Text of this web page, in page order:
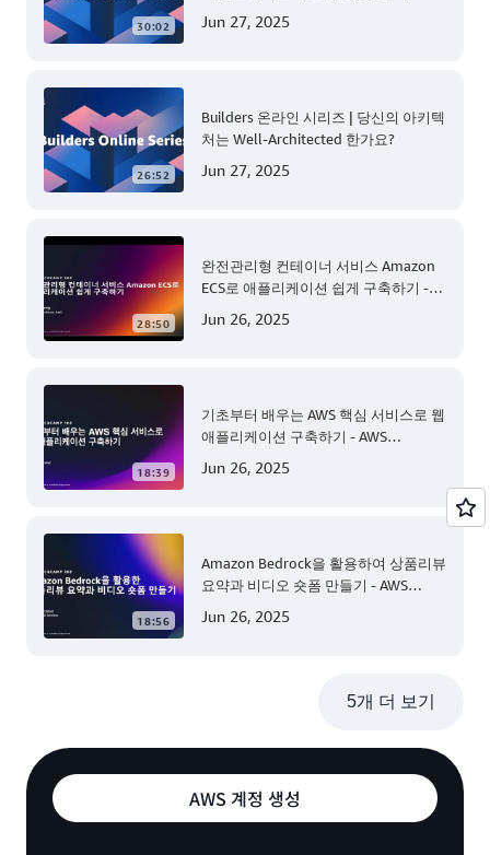
30:02 Jun 27, 2025
26:52
Builders 온라인 시리즈 | 당신의 아키텍
처는 Well-Architected 한가요?
Jun 27, 2025
28:50
완전관리형 컨테이너 서비스 Amazon
ECS로 애플리케이션 쉽게 구축하기 -
Jun 26, 2025
18:39
기초부터 배우는 AWS 핵심 서비스로 웹
애플리케이션 구축하기 - AWS
Jun 26, 2025
18:56
Amazon Bedrock을 활용하여 상품리뷰
요약과 비디오 숏폼 만들기 - AWS
Jun 26, 2025
5개 더 보기
AWS 계정 생성